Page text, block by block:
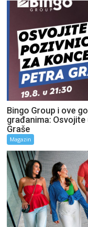
Bingo Group i ove
građanima:
Graše
Magazin